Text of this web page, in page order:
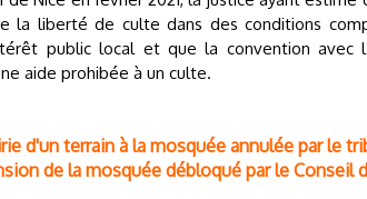
la liberté de culte dans des conditions
public local et que la convention avec
aide prohibée à un culte.
d'un terrain à la mosquée annulée par le
de la mosquée débloqué par le Conseil